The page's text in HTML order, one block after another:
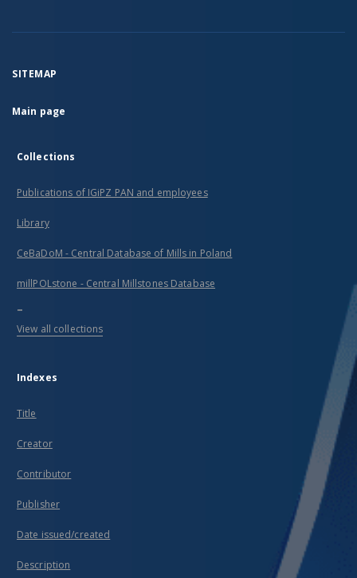
SITEMAP
Main page
Collections
Publications of IGiPZ PAN and employees
Library
CeBaDoM - Central Database of Mills in Poland
millPOLstone - Central Millstones Database
...
View all collections
Indexes
Title
Creator
Contributor
Publisher
Date issued/created
Description